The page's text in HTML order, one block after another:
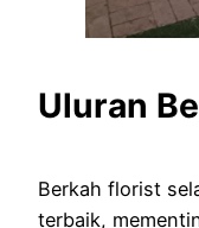
Uluran
Berkah florist
terbaik,